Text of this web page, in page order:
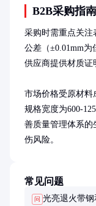
B2B采购指南
采购时需重点关注
公差（±0.01mm
供应商提供材质证
市场价格受原材料
规格宽度为600-
善质量管理体系的
伤风险。
常见问题
问 光亮退火带钢